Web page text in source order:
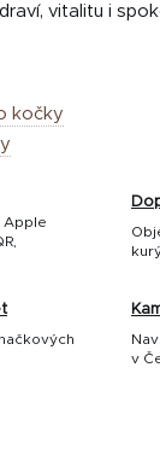
vitalitu i
kočky
Apple
v